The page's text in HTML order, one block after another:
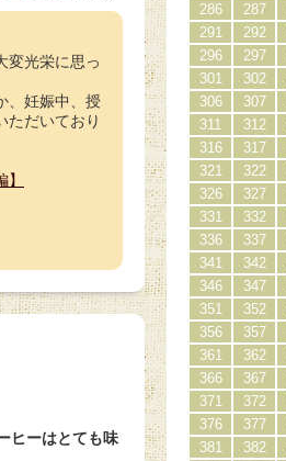
変光栄に思っ
、妊娠中、授
ただいており
ヒーはとても味
286
287
291
292
296
297
301
302
306
307
311
312
316
317
321
322
326
327
331
332
336
337
341
342
346
347
351
352
356
357
361
362
366
367
371
372
376
377
381
382